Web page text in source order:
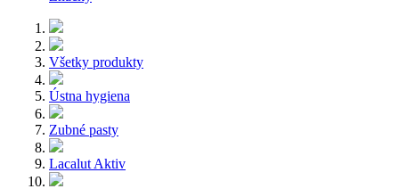
Všetky produkty
Ústna hygiena
Zubné pasty
Lacalut Aktiv